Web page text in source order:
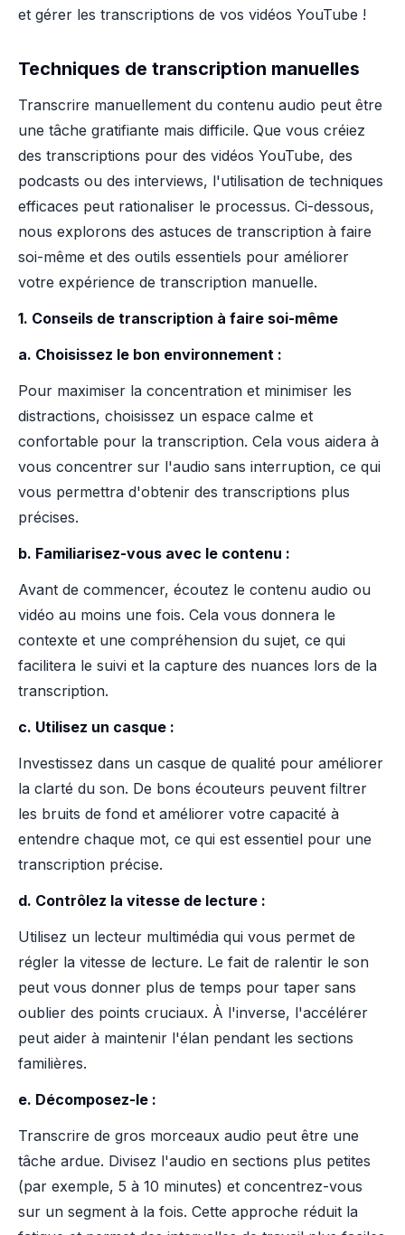
et gérer les transcriptions de vos vidéos YouTube !
Techniques de transcription manuelles
Transcrire manuellement du contenu audio peut être
une tâche gratifiante mais difficile. Que vous créiez
des transcriptions pour des vidéos YouTube, des
podcasts ou des interviews, l'utilisation de techniques
efficaces peut rationaliser le processus. Ci-dessous,
nous explorons des astuces de transcription à faire
soi-même et des outils essentiels pour améliorer
votre expérience de transcription manuelle.
1. Conseils de transcription à faire soi-même
a. Choisissez le bon environnement :
Pour maximiser la concentration et minimiser les
distractions, choisissez un espace calme et
confortable pour la transcription. Cela vous aidera à
vous concentrer sur l'audio sans interruption, ce qui
vous permettra d'obtenir des transcriptions plus
précises.
b. Familiarisez-vous avec le contenu :
Avant de commencer, écoutez le contenu audio ou
vidéo au moins une fois. Cela vous donnera le
contexte et une compréhension du sujet, ce qui
facilitera le suivi et la capture des nuances lors de la
transcription.
c. Utilisez un casque :
Investissez dans un casque de qualité pour améliorer
la clarté du son. De bons écouteurs peuvent filtrer
les bruits de fond et améliorer votre capacité à
entendre chaque mot, ce qui est essentiel pour une
transcription précise.
d. Contrôlez la vitesse de lecture :
Utilisez un lecteur multimédia qui vous permet de
régler la vitesse de lecture. Le fait de ralentir le son
peut vous donner plus de temps pour taper sans
oublier des points cruciaux. À l'inverse, l'accélérer
peut aider à maintenir l'élan pendant les sections
familières.
e. Décomposez-le :
Transcrire de gros morceaux audio peut être une
tâche ardue. Divisez l'audio en sections plus petites
(par exemple, 5 à 10 minutes) et concentrez-vous
sur un segment à la fois. Cette approche réduit la